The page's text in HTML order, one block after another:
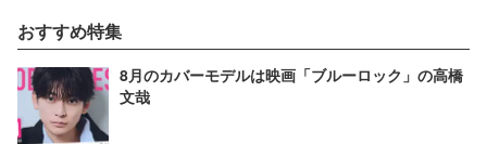
おすすめ特集
8月のカバーモデルは映画「ブルーロック」の高橋
文哉